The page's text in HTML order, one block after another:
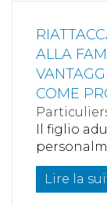
ALLA
COME
Il figlio
Lire la